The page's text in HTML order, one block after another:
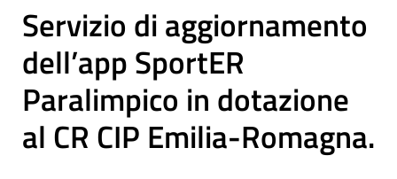
Servizio di aggiornamento
dell’app SportER
Paralimpico in dotazione
al CR CIP Emilia-Romagna.